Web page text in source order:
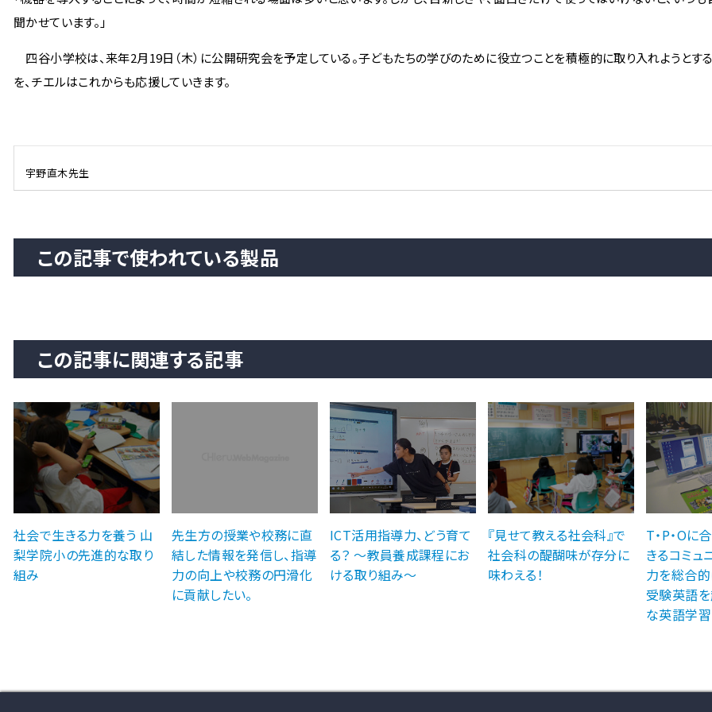
聞かせています。」
四谷小学校は、来年2月19日（木）に公開研究会を予定している。子どもたちの学びのために役立つことを積極的に取り入れようとす
を、チエルはこれからも応援していきます。
宇野直木先生
この記事で使われている製品
この記事に関連する記事
社会で生きる力を養う 山
梨学院小の先進的な取り
組み
先生方の授業や校務に直
結した情報を発信し、指導
力の向上や校務の円滑化
に貢献したい。
ICT活用指導力、どう育て
る？ ～教員養成課程にお
ける取り組み～
『見せて教える社会科』で
社会科の醍醐味が存分に
味わえる！
T・P・Oに
きるコミュ
力を総合
受験英語
な英語学